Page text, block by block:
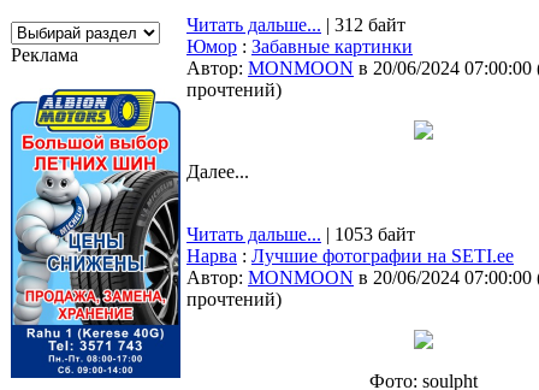
Реклама
Читать дальше... | 312 байт
Юмор : Забавные картинки
Автор: MONMOON в 20/06/2024 07:00:00
прочтений)
Далее...
Читать дальше... | 1053 байт
Нарва : Лучшие фотографии на SETI.ee
Автор: MONMOON в 20/06/2024 07:00:00
прочтений)
Фото: soulpht